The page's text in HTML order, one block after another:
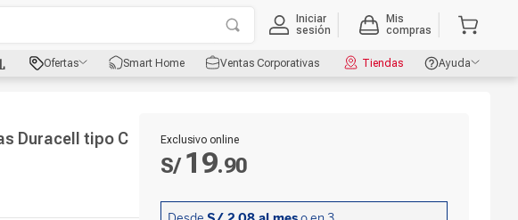
Iniciar
sesión
Mis
compras
Ofertas Smart Home Ventas Corporativas Tiendas
Ayuda
Duracell tipo C
Exclusivo online
S/ 19.90